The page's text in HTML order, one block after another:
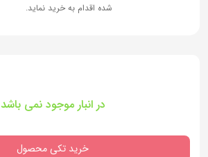
شده اقدام به خرید نماید.
در انبار موجود نمی باشد
خرید تکی محصول